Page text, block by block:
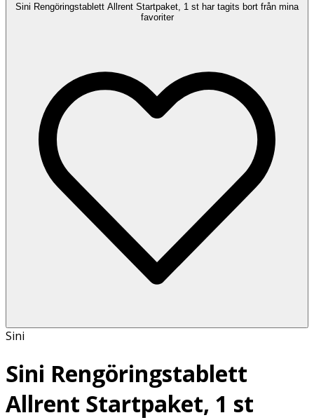
Sini Rengöringstablett Allrent Startpaket, 1 st har tagits bort från mina
favoriter
Sini
Sini Rengöringstablett
Allrent Startpaket, 1 st